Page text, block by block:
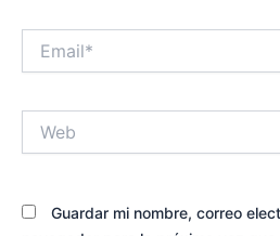
Guardar mi nombre, correo